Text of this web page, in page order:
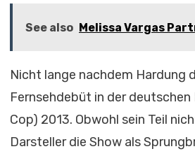
See also Melissa Vargas
Nicht lange nachdem Hardung
Fernsehdebüt in der deutschen
Cop) 2013. Obwohl sein Teil
Darsteller die Show als